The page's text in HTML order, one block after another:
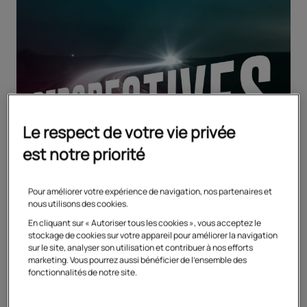
Le respect de votre vie privée
est notre priorité
Pour améliorer votre expérience de navigation, nos partenaires et
nous utilisons des cookies.
En cliquant sur « Autoriser tous les cookies », vous acceptez le
stockage de cookies sur votre appareil pour améliorer la navigation
sur le site, analyser son utilisation et contribuer à nos efforts
marketing. Vous pourrez aussi bénéficier de l'ensemble des
fonctionnalités de notre site.